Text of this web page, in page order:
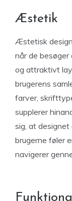
Æstetik
Æstetisk
når de besøger
og attraktivt
brugerens
farver,
supplerer
sig, at
brugerne føler
navigerer